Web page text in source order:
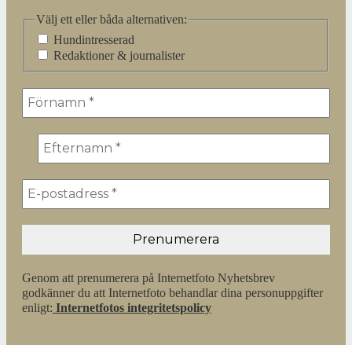
Välj ett eller båda alternativen:
Hundintresserad
Redaktioner & journalister
Genom att prenumerera på Internetfoto Nyhetsbrev
godkänner du att Internetfoto behandlar dina personuppgifter
enligt: Internetfotos integritetspolicy